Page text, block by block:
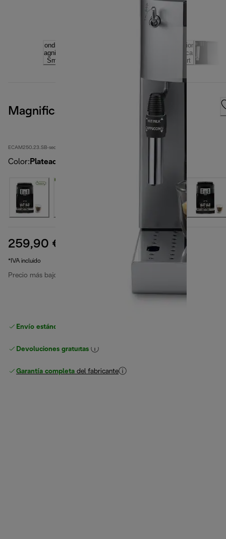
Magnifica S Smart
ECAM250.23.SB-second
Color: Plateado
259,90 € precio original 449,90 €
*IVA incluido
Precio más bajo en los últimos 30 días
Envío estándar gratuito
Devoluciones gratuitas
Garantía completa del fabricante